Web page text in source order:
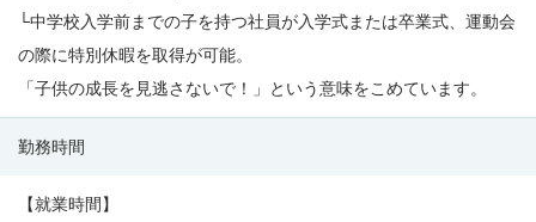
└中学校入学前までの子を持つ社員が入学式または卒業式、運動会
の際に特別休暇を取得が可能。
「子供の成長を見逃さないで！」という意味をこめています。
勤務時間
【就業時間】